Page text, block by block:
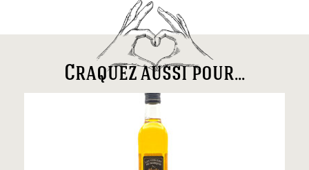
Craquez aussi pour...